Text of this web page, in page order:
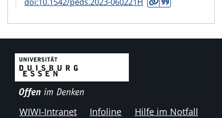
WIWI-Intranet Infoline Hilfe im Notfall